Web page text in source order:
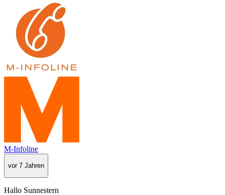
M-Infoline
vor 7 Jahren
Hallo Sunnestern